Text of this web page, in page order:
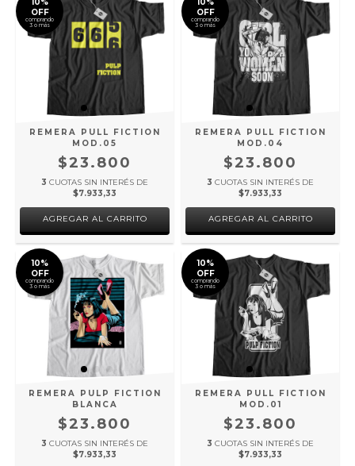
OFF
comprando
3 o más
REMERA PULL FICTION
MOD.05
$23.800
3 CUOTAS SIN INTERÉS DE
$7.933,33
AGREGAR AL CARRITO
OFF
comprando
3 o más
REMERA PULL FICTION
MOD.04
$23.800
3 CUOTAS SIN INTERÉS DE
$7.933,33
AGREGAR AL CARRITO
10%
OFF
comprando
3 o más
REMERA PULP FICTION
BLANCA
$23.800
3 CUOTAS SIN INTERÉS DE
$7.933,33
10%
OFF
comprando
3 o más
REMERA PULL FICTION
MOD.01
$23.800
3 CUOTAS SIN INTERÉS DE
$7.933,33